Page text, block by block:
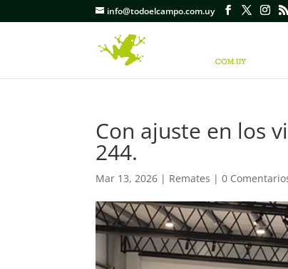
info@todoelcampo.com.uy
Con ajuste en los
244.
Mar 13, 2026 | Remates |0